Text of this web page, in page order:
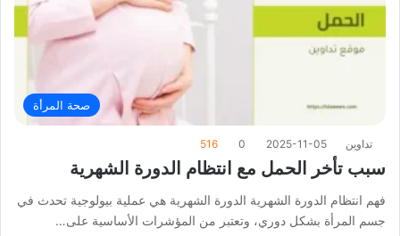
صحة المرأة
تداوين 2025-11-05
0
516
سبب تأخر الحمل مع انتظام الدورة الشهرية
فهم انتظام الدورة الشهرية الدورة الشهرية هي عملية بيولوجية تحدث في
جسم المرأة بشكل دوري، وتعتبر من المؤشرات الأساسية على…